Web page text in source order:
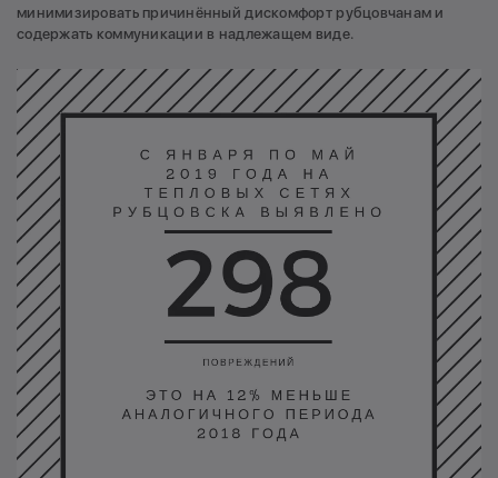
минимизировать причинённый дискомфорт рубцовчанам и
содержать коммуникации в надлежащем виде.